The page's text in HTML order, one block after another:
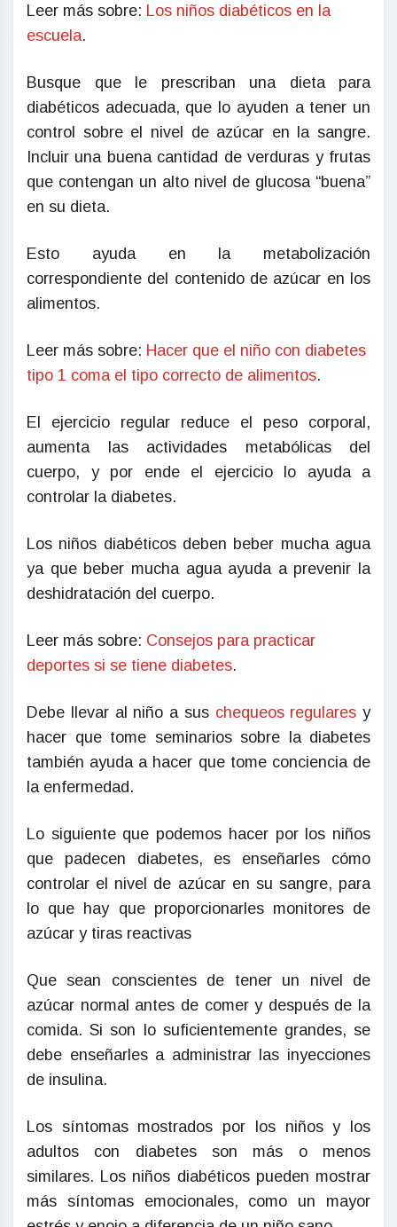
Leer más sobre: Los niños diabéticos en la
escuela.
Busque que le prescriban una dieta para
diabéticos adecuada, que lo ayuden a tener un
control sobre el nivel de azúcar en la sangre.
Incluir una buena cantidad de verduras y frutas
que contengan un alto nivel de glucosa “buena”
en su dieta.
Esto ayuda en la metabolización
correspondiente del contenido de azúcar en los
alimentos.
Leer más sobre: Hacer que el niño con diabetes
tipo 1 coma el tipo correcto de alimentos.
El ejercicio regular reduce el peso corporal,
aumenta las actividades metabólicas del
cuerpo, y por ende el ejercicio lo ayuda a
controlar la diabetes.
Los niños diabéticos deben beber mucha agua
ya que beber mucha agua ayuda a prevenir la
deshidratación del cuerpo.
Leer más sobre: Consejos para practicar
deportes si se tiene diabetes.
Debe llevar al niño a sus chequeos regulares y
hacer que tome seminarios sobre la diabetes
también ayuda a hacer que tome conciencia de
la enfermedad.
Lo siguiente que podemos hacer por los niños
que padecen diabetes, es enseñarles cómo
controlar el nivel de azúcar en su sangre, para
lo que hay que proporcionarles monitores de
azúcar y tiras reactivas
Que sean conscientes de tener un nivel de
azúcar normal antes de comer y después de la
comida. Si son lo suficientemente grandes, se
debe enseñarles a administrar las inyecciones
de insulina.
Los síntomas mostrados por los niños y los
adultos con diabetes son más o menos
similares. Los niños diabéticos pueden mostrar
más síntomas emocionales, como un mayor